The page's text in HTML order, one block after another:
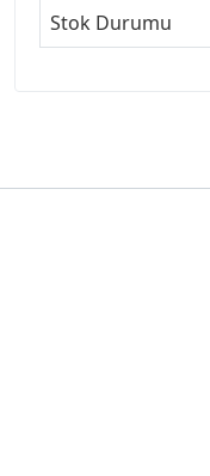
Stok Durumu